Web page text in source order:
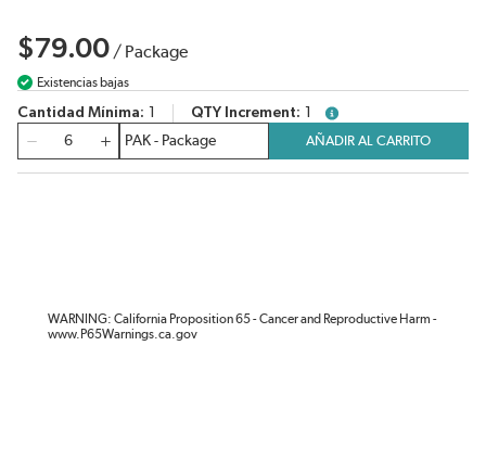
$79.00 / Package
Existencias bajas
Cantidad Mínima QTY Increment
more info
Cantidad
AÑADIR AL CARRITO
WARNING: California Proposition 65 - Cancer and Reproductive Harm -
www.P65Warnings.ca.gov